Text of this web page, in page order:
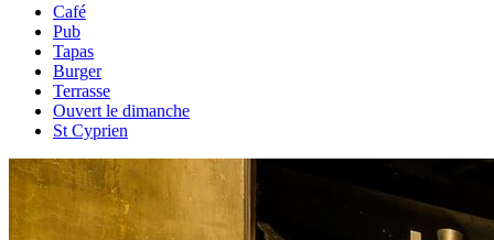
Café
Pub
Tapas
Burger
Terrasse
Ouvert le dimanche
St Cyprien